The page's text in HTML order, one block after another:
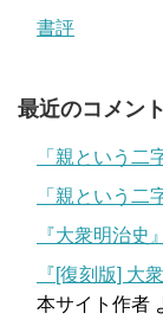
書評
最近のコメント
「親という二
「親という二
『大衆明治史
『[復刻版] 大
本サイト作者